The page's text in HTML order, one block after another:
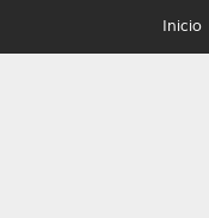
Inicio